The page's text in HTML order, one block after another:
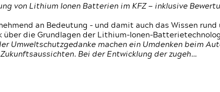
von Lithium Ionen Batterien im KFZ — inklusive
an Bedeutung – und damit auch das Wissen
über die Grundlagen der Lithium-Ionen-
Umweltschutzgedanke machen ein Umdenken beim
Bei der Entwicklung der zugeh…